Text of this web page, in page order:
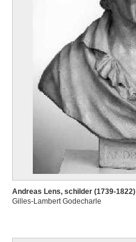
Andreas Lens, schilder (1739-1822)
Gilles-Lambert Godecharle